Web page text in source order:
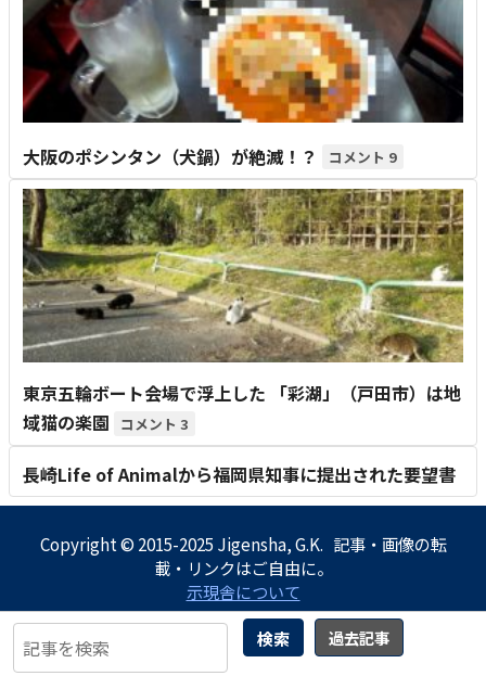
検索 過去記事
大阪のポシンタン（犬鍋）が絶滅！？ 9
東京五輪ボート会場で浮上した 「彩湖」（戸田市）は地
域猫の楽園
3
長崎Life of Animalから福岡県知事に提出された要望書
Copyright © 2015-2025 Jigensha, G.K. 記事・画像の転
載・リンクはご自由に。
示現舎について